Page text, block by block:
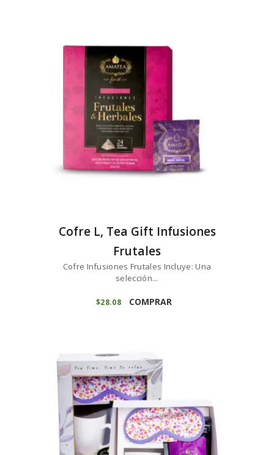
Cofre L, Tea Gift Infusiones
Frutales
Cofre Infusiones Frutales Incluye: Una
selección...
$28 08 COMPRAR